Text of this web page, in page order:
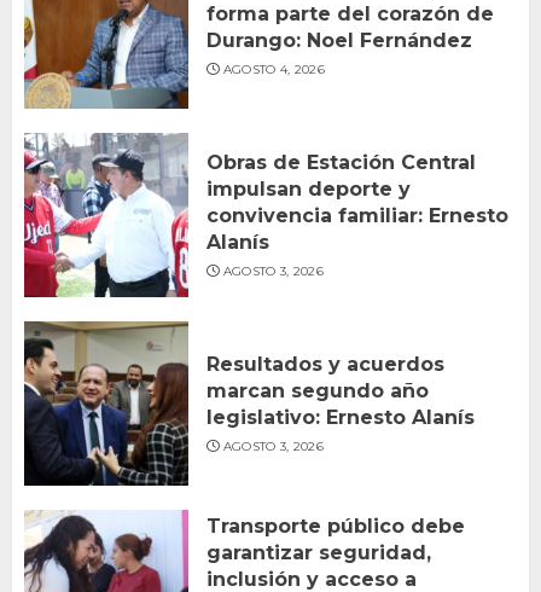
forma parte del corazón de
Durango: Noel Fernández
AGOSTO 4, 2026
Obras de Estación Central
impulsan deporte y
convivencia familiar: Ernesto
Alanís
AGOSTO 3, 2026
Resultados y acuerdos
marcan segundo año
legislativo: Ernesto Alanís
AGOSTO 3, 2026
Transporte público debe
garantizar seguridad,
inclusión y acceso a